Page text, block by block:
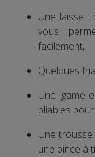
Une laisse :
vous
facilement,
Quelques
Une
pliables
Une
une pince à